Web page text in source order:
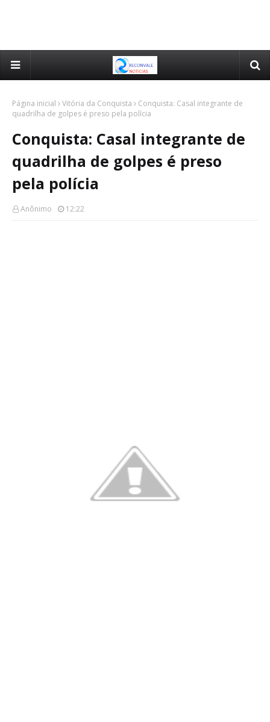
Página inicial Vitória da Conquista
Conquista: Casal integrante de
quadrilha de golpes é preso pela polícia
Conquista: Casal integrante de
quadrilha de golpes é preso
pela polícia
Anônimo 12:22